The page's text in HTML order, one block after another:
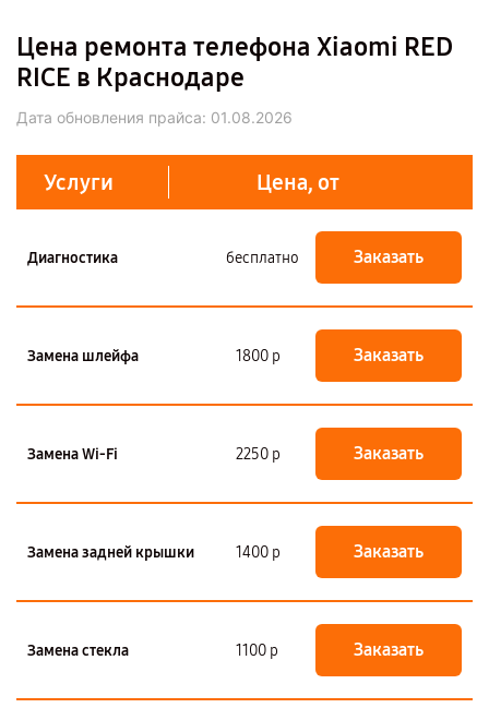
Цена ремонта телефона Xiaomi RED
RICE в Краснодаре
Дата обновления прайса: 01.08.2026
Услуги Цена, от
Диагностика бесплатно Заказать
Замена шлейфа 1800 р Заказать
Замена Wi-Fi 2250 р Заказать
Замена задней крышки 1400 р Заказать
Замена стекла 1100 р Заказать